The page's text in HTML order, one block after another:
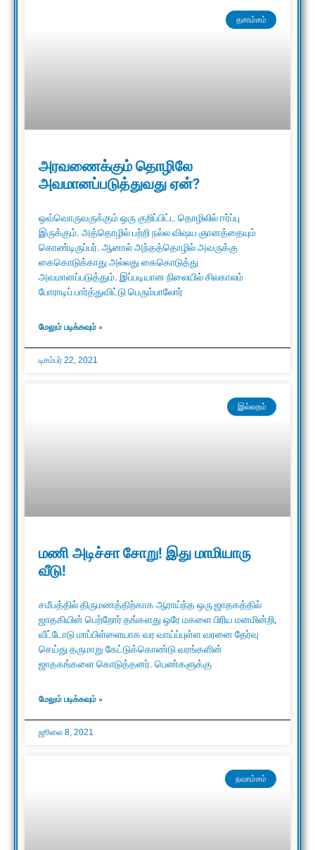
தசாம்சம்
அரவணைக்கும் தொழிலே
அவமானப்படுத்துவது ஏன்?
ஒவ்வொருவருக்கும் ஒரு குறிப்பிட்ட தொழிலில் ஈர்ப்பு
இருக்கும். அத்தொழில் பற்றி நல்ல விஷய ஞானத்தையும்
கொண்டிருப்பர். ஆனால் அந்தத்தொழில் அவருக்கு
கைகொடுக்காது அல்லது கைகொடுத்து
அவமானப்படுத்தும். இப்படியான நிலையில் சிலகாலம்
போராடிப் பார்த்துவிட்டு பெரும்பாலோர்
மேலும் படிக்கவும் »
டிசம்பர் 22, 2021
இல்லறம்
மணி அடிச்சா சோறு! இது மாமியாரு
வீடு!
சமீபத்தில் திருமணத்திற்காக ஆராய்ந்த ஒரு ஜாதகத்தில்
ஜாதகியின் பெற்றோர் தங்களது ஒரே மகளை பிரிய மனமின்றி,
வீட்டோடு மாப்பிள்ளையாக வர வாய்ப்புள்ள வரனை தேர்வு
செய்து தருமாறு கேட்டுக்கொண்டு வரங்களின்
ஜாதகங்களை கொடுத்தனர். பெண்களுக்கு
மேலும் படிக்கவும் »
ஜூலை 8, 2021
நவாம்சம்